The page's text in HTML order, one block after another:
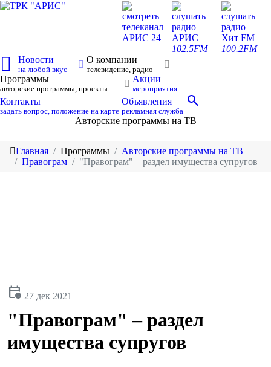
смотреть
телеканал
АРИС 24
слушать
радио
АРИС
102.5FM
слушать
радио
Хит FM
100.2FM
Новости
на любой вкус
О компании
телевидение, радио
Программы
авторские программы, проекты...
Акции
мероприятия
Контакты
задать вопрос, положение на карте
Объявления
рекламная служба
search
Авторские программы на ТВ
Главная Программы
Авторские программы на ТВ
Правограм
"Правограм" – раздел имущества супругов
calendar_clock 27 дек 2021
"Правограм" – раздел
имущества супругов